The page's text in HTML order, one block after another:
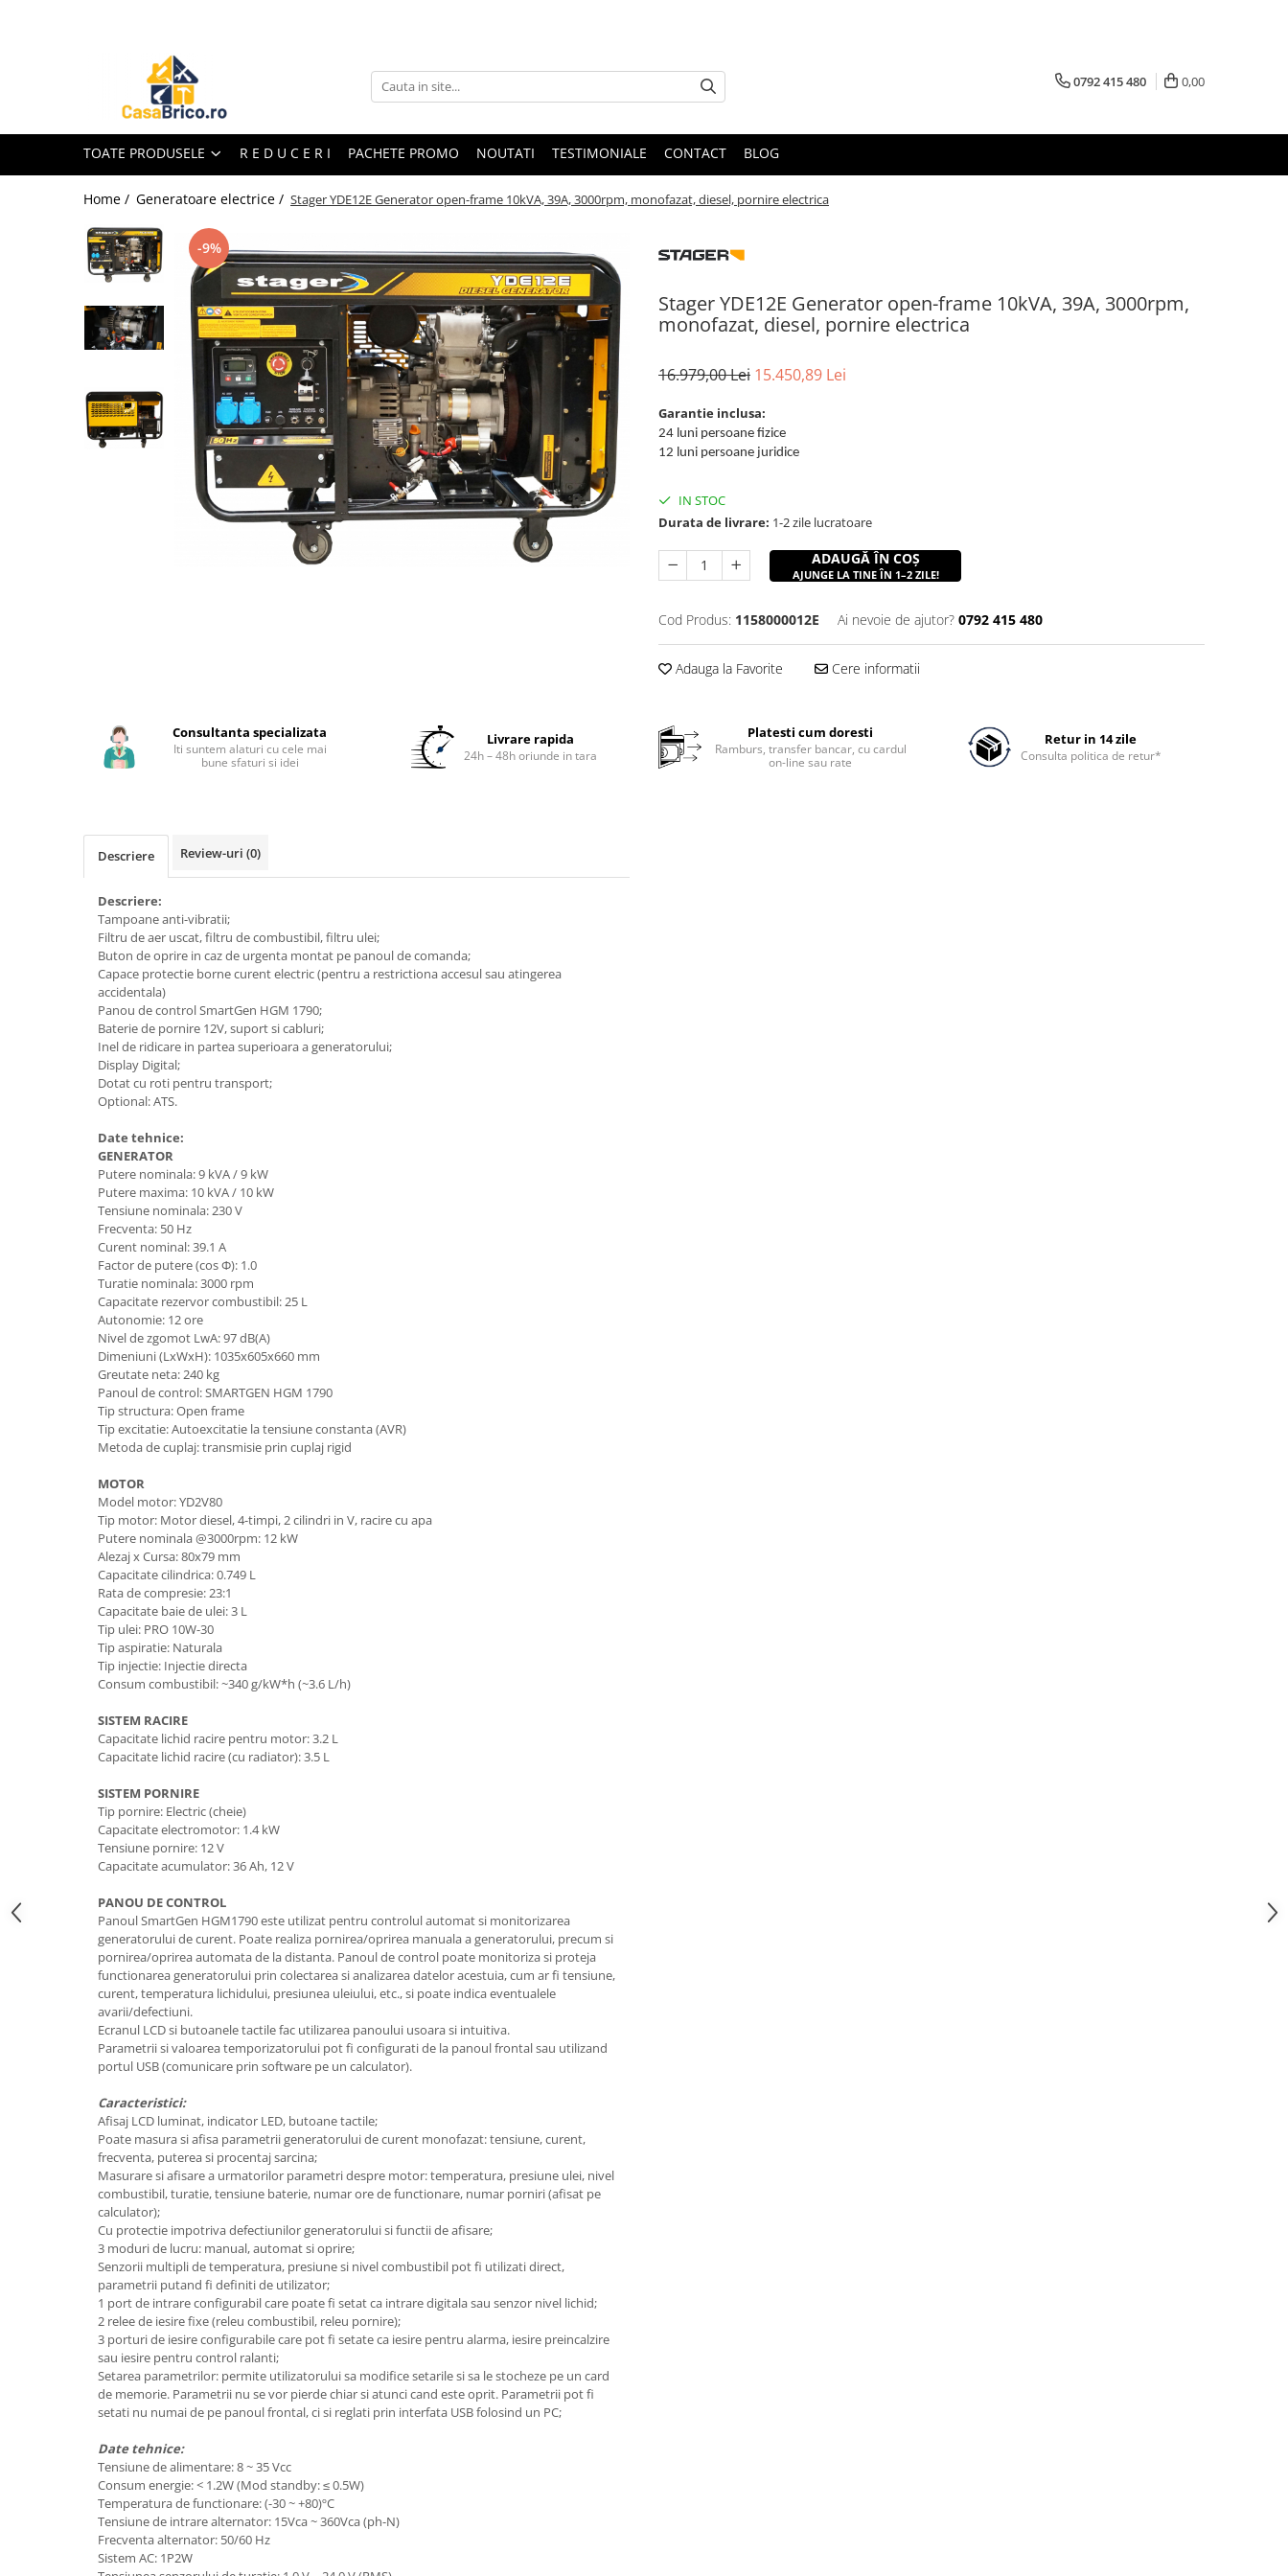
Aparate de sudura
(cu electrod)
Aparate de sudura MMA
transformator (cu electrod)
Aparate de sudura MIG-MAG (cu
Aparate de sudura TIG/WIG (cu
Aparate de sudura in Puncte
Aparate de taiere cu Plasma
Aparate de tras tabla-tinichigerie
Aparate de sudura cu laser
Accesorii MIG/MAG
Accesorii TIG/WIG
Accesorii taiere cu plasma
Accesorii tras tabla-tinichigerie
Reductoare presiune gaz
Grupuri de racire cu lichid
Generatoare electrice
Generatoare Insonorizate
Generatoare Uz general
Generatoare Industriale
Generatoare Digitale
Generatoare pentru sudare
Automatizari generatoare
Accesorii generatoare
Generatoare de curent continuu
Statii de alimentare portabile
Utilaje agricole
Motocultoare
Motocositoare
Accesorii utilaje agricole
Pachete motocultoare
Vehicule utilitare
Curte si gradina
Masini de tuns gazon
Aparate de spalat cu presiune
Foarfece gard viu
Freze de zapada
Despicatoare busteni
Motoferastraie
Suflante frunze
Atomizoare si pulverizatoare
Tocatoare resturi vegetale
Motoburghie
Maturi rotative
Solarii gradina
Solutii depozitare
Casute gradina
Cutii depozitare
Mobilier gradina
Set mobilier gradina
Canapele de gradina
Scaune gradina
Mese gradina
Scule electrice
Ciocane rotopercutoare
Ciocane demolatoare
Masini de gaurit
Masini de gaurit cu percutie
Masini de insurubat
Masini de insurubat cu impact
Ferastraie electrice
Masini de taiat si stantat
0792 415 480 0,00
TOATE PRODUSELE R E D U C E R I PACHETE PROMO NOUTATI TESTIMONIALE CONTACT BLOG
Home / Generatoare electrice / Stager YDE12E Generator open-frame 10kVA, 39A, 3000rpm, monofazat, diesel, pornire electrica
Stager YDE12E Generator open-frame 10kVA, 39A, 3000rpm,
monofazat, diesel, pornire electrica
-9%
16.979,00 Lei 15.450,89 Lei
Garantie inclusa:
24 luni persoane fizice
12 luni persoane juridice
IN STOC
Durata de livrare: 1-2 zile lucratoare
ADAUGĂ ÎN COȘ
AJUNGE LA TINE ÎN 1–2 ZILE!
Cod Produs: 1158000012E Ai nevoie de ajutor? 0792 415 480
Adauga la Favorite Cere informatii
Consultanta specializata
Iti suntem alaturi cu cele mai
bune sfaturi si idei
Livrare rapida
24h – 48h oriunde in tara
Platesti cum doresti
Ramburs, transfer bancar, cu cardul
on-line sau rate
Retur in 14 zile
Consulta politica de retur*
Descriere Review-uri (0)
Descriere:
Tampoane anti-vibratii;
Filtru de aer uscat, filtru de combustibil, filtru ulei;
Buton de oprire in caz de urgenta montat pe panoul de comanda;
Capace protectie borne curent electric (pentru a restrictiona accesul sau atingerea
accidentala)
Panou de control SmartGen HGM 1790;
Baterie de pornire 12V, suport si cabluri;
Inel de ridicare in partea superioara a generatorului;
Display Digital;
Dotat cu roti pentru transport;
Optional: ATS.
Date tehnice:
GENERATOR
Putere nominala: 9 kVA / 9 kW
Putere maxima: 10 kVA / 10 kW
Tensiune nominala: 230 V
Frecventa: 50 Hz
Curent nominal: 39.1 A
Factor de putere (cos Φ): 1.0
Turatie nominala: 3000 rpm
Capacitate rezervor combustibil: 25 L
Autonomie: 12 ore
Nivel de zgomot LwA: 97 dB(A)
Dimeniuni (LxWxH): 1035x605x660 mm
Greutate neta: 240 kg
Panoul de control: SMARTGEN HGM 1790
Tip structura: Open frame
Tip excitatie: Autoexcitatie la tensiune constanta (AVR)
Metoda de cuplaj: transmisie prin cuplaj rigid
MOTOR
Model motor: YD2V80
Tip motor: Motor diesel, 4-timpi, 2 cilindri in V, racire cu apa
Putere nominala @3000rpm: 12 kW
Alezaj x Cursa: 80x79 mm
Capacitate cilindrica: 0.749 L
Rata de compresie: 23:1
Capacitate baie de ulei: 3 L
Tip ulei: PRO 10W-30
Tip aspiratie: Naturala
Tip injectie: Injectie directa
Consum combustibil: ~340 g/kW*h (~3.6 L/h)
SISTEM RACIRE
Capacitate lichid racire pentru motor: 3.2 L
Capacitate lichid racire (cu radiator): 3.5 L
SISTEM PORNIRE
Tip pornire: Electric (cheie)
Capacitate electromotor: 1.4 kW
Tensiune pornire: 12 V
Capacitate acumulator: 36 Ah, 12 V
PANOU DE CONTROL
Panoul SmartGen HGM1790 este utilizat pentru controlul automat si monitorizarea
generatorului de curent. Poate realiza pornirea/oprirea manuala a generatorului, precum si
pornirea/oprirea automata de la distanta. Panoul de control poate monitoriza si proteja
functionarea generatorului prin colectarea si analizarea datelor acestuia, cum ar fi tensiune,
curent, temperatura lichidului, presiunea uleiului, etc., si poate indica eventualele
avarii/defectiuni.
Ecranul LCD si butoanele tactile fac utilizarea panoului usoara si intuitiva.
Parametrii si valoarea temporizatorului pot fi configurati de la panoul frontal sau utilizand
portul USB (comunicare prin software pe un calculator).
Caracteristici:
Afisaj LCD luminat, indicator LED, butoane tactile;
Poate masura si afisa parametrii generatorului de curent monofazat: tensiune, curent,
frecventa, puterea si procentaj sarcina;
Masurare si afisare a urmatorilor parametri despre motor: temperatura, presiune ulei, nivel
combustibil, turatie, tensiune baterie, numar ore de functionare, numar porniri (afisat pe
calculator);
Cu protectie impotriva defectiunilor generatorului si functii de afisare;
3 moduri de lucru: manual, automat si oprire;
Senzorii multipli de temperatura, presiune si nivel combustibil pot fi utilizati direct,
parametrii putand fi definiti de utilizator;
1 port de intrare configurabil care poate fi setat ca intrare digitala sau senzor nivel lichid;
2 relee de iesire fixe (releu combustibil, releu pornire);
3 porturi de iesire configurabile care pot fi setate ca iesire pentru alarma, iesire preincalzire
sau iesire pentru control ralanti;
Setarea parametrilor: permite utilizatorului sa modifice setarile si sa le stocheze pe un card
de memorie. Parametrii nu se vor pierde chiar si atunci cand este oprit. Parametrii pot fi
setati nu numai de pe panoul frontal, ci si reglati prin interfata USB folosind un PC;
Date tehnice:
Tensiune de alimentare: 8 ~ 35 Vcc
Consum energie: < 1.2W (Mod standby: ≤ 0.5W)
Temperatura de functionare: (-30 ~ +80)ºC
Tensiune de intrare alternator: 15Vca ~ 360Vca (ph-N)
Frecventa alternator: 50/60 Hz
Sistem AC: 1P2W